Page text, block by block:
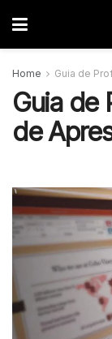
Home Guia de
Guia de
de